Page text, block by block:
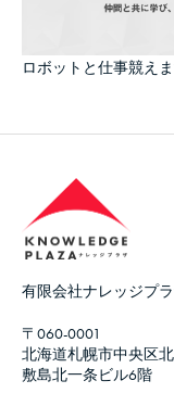
ロボットと仕事競え
有限会社ナレッジプ
〒060-0001
北海道札幌市中央区
敷島北一条ビル6階